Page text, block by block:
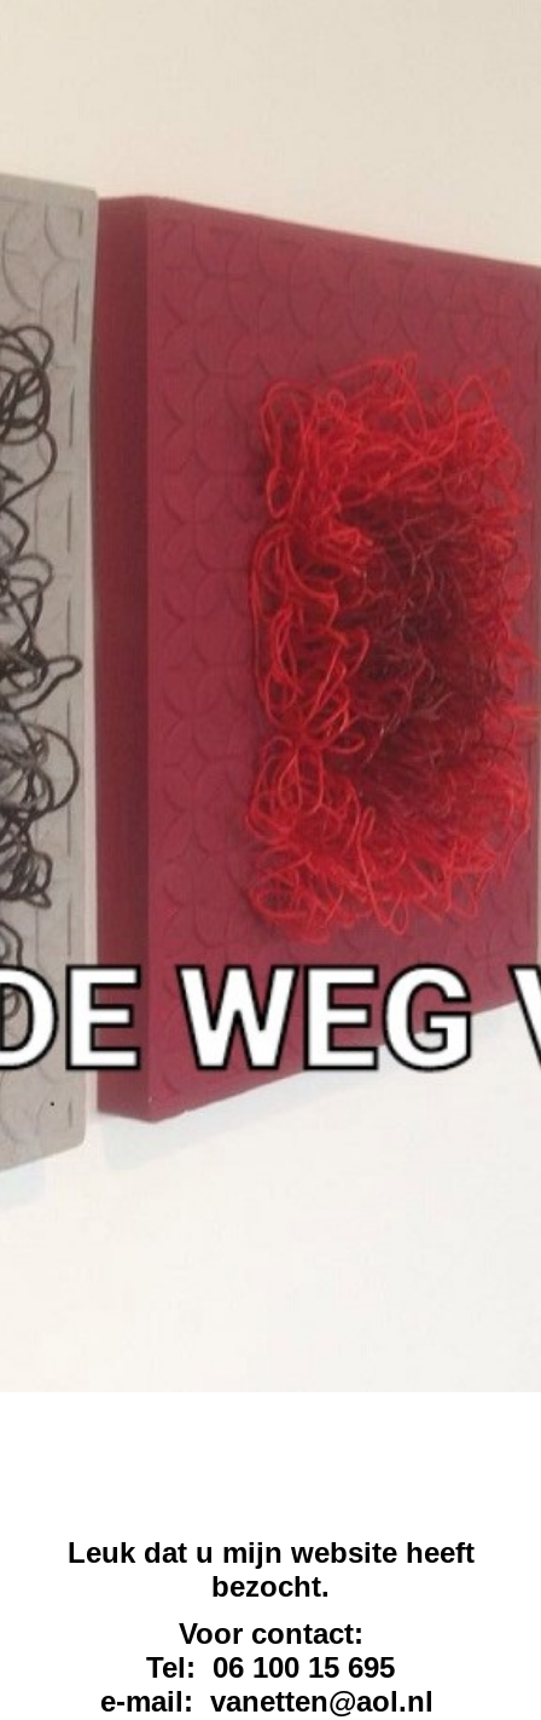
Leuk dat u mijn website heeft
bezocht.
Voor contact:
Tel: 06 100 15 695
e-mail: vanetten@aol.nl
Exposities
Recent werk
Werken
Contact